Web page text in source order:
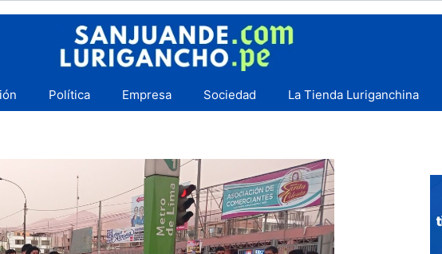
Política Empresa Sociedad La Tienda Luriganchina